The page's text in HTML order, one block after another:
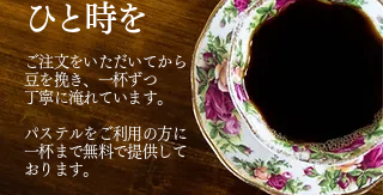
ひと時を
ご注文をいただいてから
豆を挽き、一杯ずつ
丁寧に淹れています。
パステルをご利用の方に
一杯まで無料で提供して
おります。